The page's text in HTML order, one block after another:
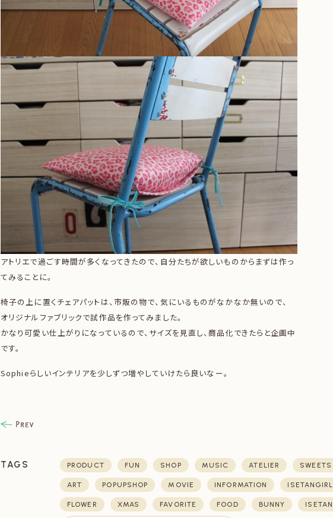
アトリエで過ごす時間が多くなってきたので、自分たちが欲しいものからまずは作っ
てみることに。
椅子の上に置くチェアパットは、市販の物で、気にいるものがなかなか無いので、
オリジナルファブリックで試作品を作ってみました。
かなり可愛い仕上がりになっているので、サイズを見直し、商品化できたらと企画中
です。
Sophieらしいインテリアを少しずつ増やしていけたら良いなー。
TAGS PRODUCT FUN SHOP MUSIC ATELIER SWEETS
ART POPUPSHOP MOVIE INFORMATION ISETANGIRL
FLOWER XMAS FAVORITE FOOD BUNNY ISETAN